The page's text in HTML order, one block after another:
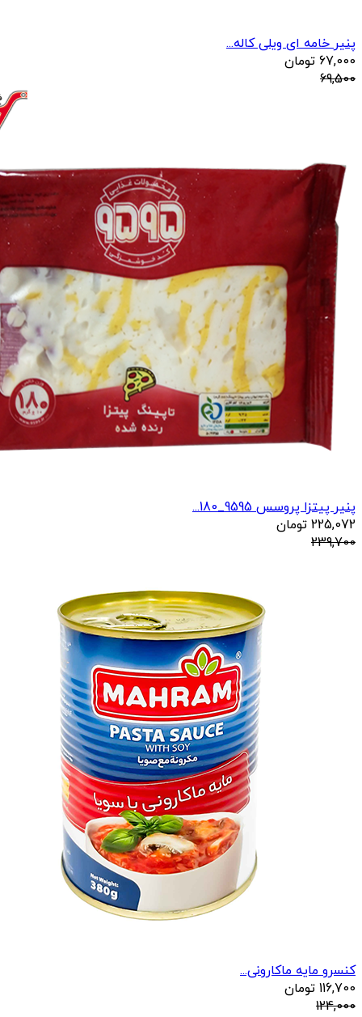
پنیر خامه ای ویلی کاله...
67,000 تومان
69,500
پنیر پیتزا پروسس 9595_180...
225,072 تومان
239,700
کنسرو مایه ماکارونی...
116,700 تومان
124,000